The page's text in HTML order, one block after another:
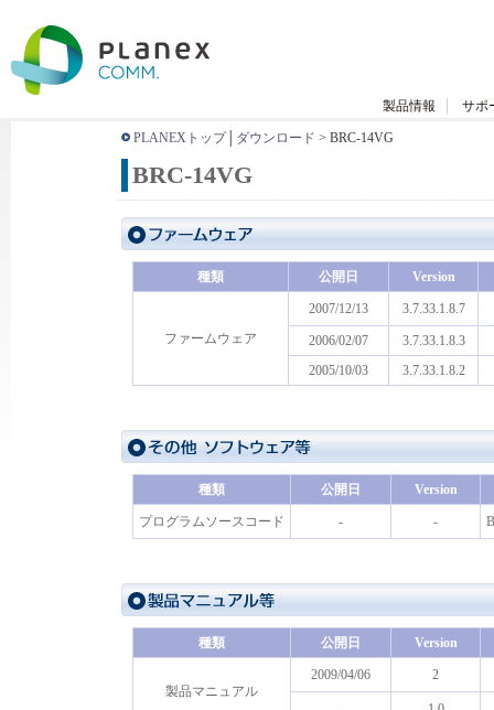
製品情報 サポ
PLANEXトップ│ ダウンロード > BRC-14VG
BRC-14VG
種類 公開日 Version
ファームウェア
2007/12/13 3.7.33.1.8.7
2006/02/07
3.7.33.1.8.3
2005/10/03
3.7.33.1.8.2
種類 公開日 Version
プログラムソースコード - -
種類 公開日 Version
製品マニュアル
2009/04/06 2